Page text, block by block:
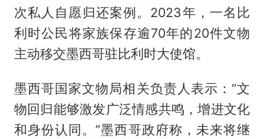
次私人自愿归还案例。2023年，一名比
利时公民将家族保存逾70年的20件文物
主动移交墨西哥驻比利时大使馆。
墨西哥国家文物局相关负责人表示：“文
物回归能够激发广泛情感共鸣，增进文化
和身份认同。”墨西哥政府称，未来将继